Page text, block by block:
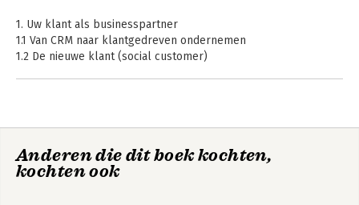
CRM in de praktijk
1. Uw klant als businesspartner
1.1 Van CRM naar klantgedreven ondernemen
1.2 De nieuwe klant (social customer)
2.2 Wensen, behoeften, verwachtingen én gedrag van klanten
2.3 Sturen op klantwaarde en klantaandeel
Anderen die dit boek kochten,
kochten ook